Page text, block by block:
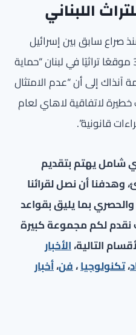
اللبناني
من عام 2024، ومنذ صراع سابق بين إسرائيل
وحزب الله، منحت اليونسكو 34 موقعًا تراثيًا في لبنان “حماية
آنذاك إلى أن “عدم الامتثال
لاتفاقية لاهاي لعام
شامل يهتم بتقديم
وهدفنا أن نصل لقرائنا
والحصري بما يليق بقواعد
نقدم لكم مجموعة كبيرة
التالية،الأخبار
،تكنولوجيا،فن،أخبار